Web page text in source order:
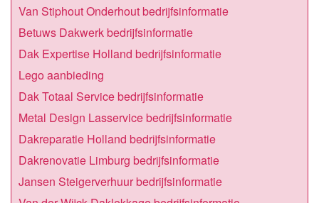
Van Stiphout Onderhout bedrijfsinformatie
Betuws Dakwerk bedrijfsinformatie
Dak Expertise Holland bedrijfsinformatie
Lego aanbieding
Dak Totaal Service bedrijfsinformatie
Metal Design Lasservice bedrijfsinformatie
Dakreparatie Holland bedrijfsinformatie
Dakrenovatie Limburg bedrijfsinformatie
Jansen Steigerverhuur bedrijfsinformatie